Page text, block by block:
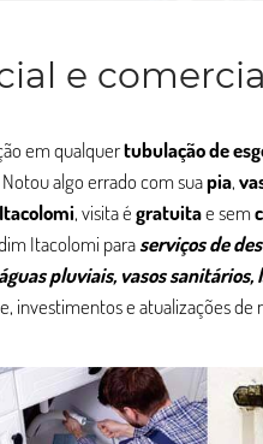
e
em qualquertubulação de
algo errado com suapia,
, visita égratuitae sem
Itacolomi paraserviços de
pluviais, vasos
investimentos e atualizações de